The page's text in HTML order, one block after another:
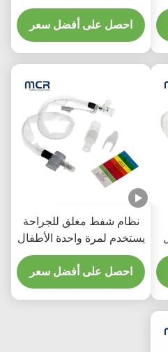
للبالغين
احصل على أفضل سعر
نظام شفط مغلق للجراحة
يستخدم لمرة واحدة الأطفال
حديثي الولادة / الأطفال -
الكوع
احصل على أفضل سعر